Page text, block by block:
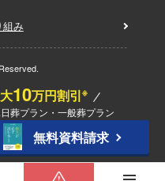
組み
10万円割引※
葬プラン・一般葬プラン
無料資料請求